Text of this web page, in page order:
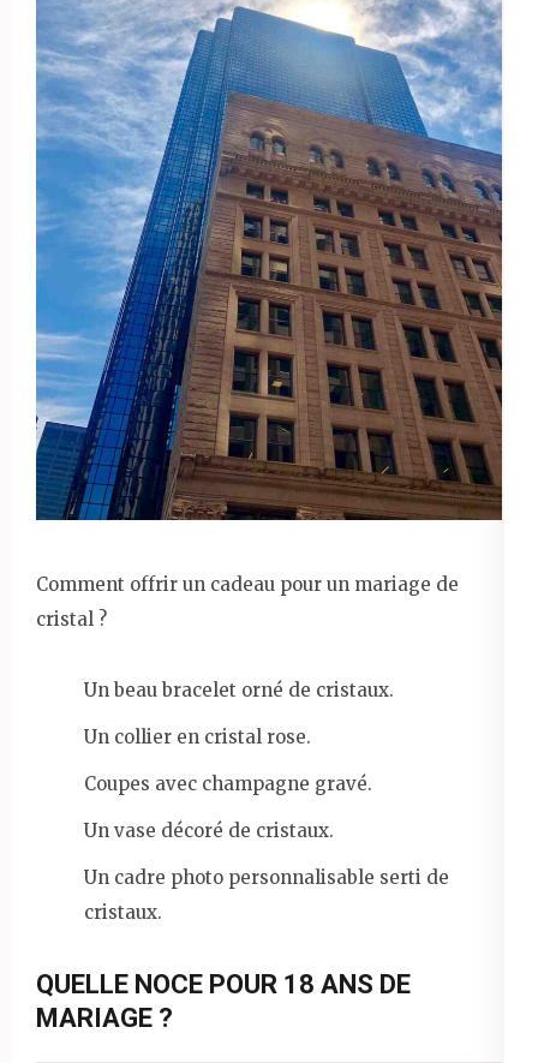
Comment offrir un cadeau pour un mariage de
cristal ?
Un beau bracelet orné de cristaux.
Un collier en cristal rose.
Coupes avec champagne gravé.
Un vase décoré de cristaux.
Un cadre photo personnalisable serti de
cristaux.
QUELLE NOCE POUR 18 ANS DE
MARIAGE ?